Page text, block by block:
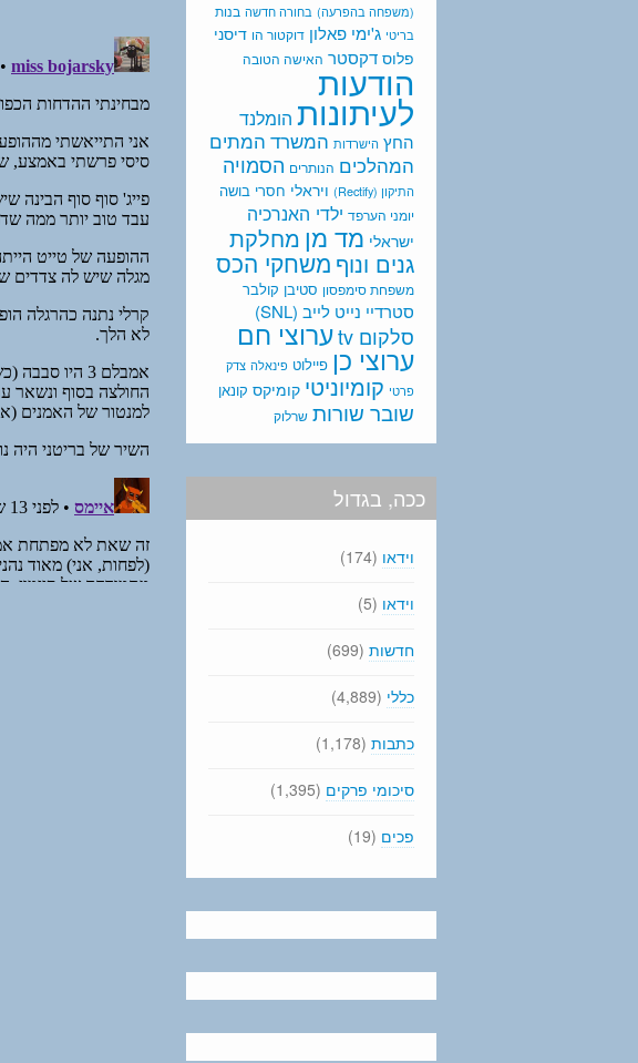
(משפחה בהפרעה) בחורה חדשה בנות
בריטי ג'ימי פאלון דוקטור הו דיסני
פלוס דקסטר האישה הטובההודעות
לעיתונות הומלנד
החץ הישרדות המשרד המתים
המהלכים הנותרים הסמויה
התיקון (Rectify) ויראלי חסרי בושה
יומני הערפד ילדי האנרכיה
ישראלי מד מן מחלקת
גנים ונוף משחקי הכס
משפחת סימפסון סטיבן קולבר
סטרדיי נייט לייב (SNL)
סלקום tv ערוצי חם
ערוצי כן פיילוט פינאלה צדק
פרטי קומיוניטי קומיקס קונאן
שובר שורות שרלוק
ככה, בגדול
וידאו (174)
וידאו (5)
חדשות (699)
כללי (4,889)
כתבות (1,178)
סיכומי פרקים (1,395)
פכים (19)